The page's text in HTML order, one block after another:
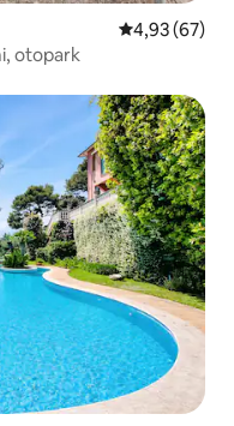
5 üzerinden
4,93 (67)
otopark
arasında